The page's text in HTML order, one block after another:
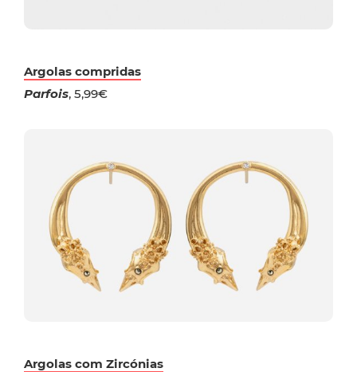
Argolas compridas
Parfois, 5,99€
Argolas com Zircónias